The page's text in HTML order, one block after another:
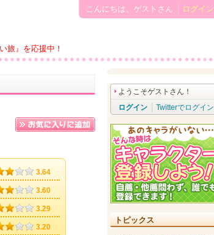
旅』を応援中！
こんにちは、ゲストさん ログイン
3.64
3.60
3.29
3.20
ようこそゲストさん！
ログイン
Twitterでログイン
トピックス